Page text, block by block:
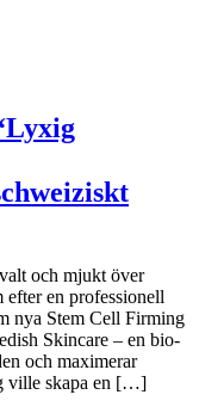
och mjukt över
efter en professionell
nya Stem Cell Firming
Skincare – en bio-
och maximerar
ville skapa en […]